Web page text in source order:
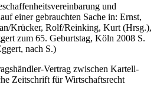
und
einer gebrauchten Sache in: Ernst,
Krücker, Rolf/Reinking, Kurt (Hrsg.),
zum 65. Geburtstag, Köln 2008 S.
nach S.)
Vertrag zwischen Kartell-
Zeitschrift für Wirtschaftsrecht